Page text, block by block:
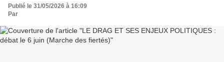
Publié le 31/05/2026 à 16:09
Par